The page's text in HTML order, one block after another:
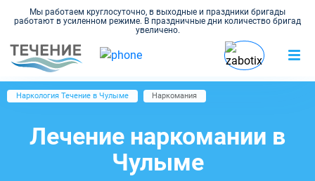
Мы работаем круглосуточно, в выходные и праздники бригады
работают в усиленном режиме. В праздничные дни количество бригад
увеличено.
Наркология Течение в Чулыме Наркомания
Лечение наркомании в
Чулыме